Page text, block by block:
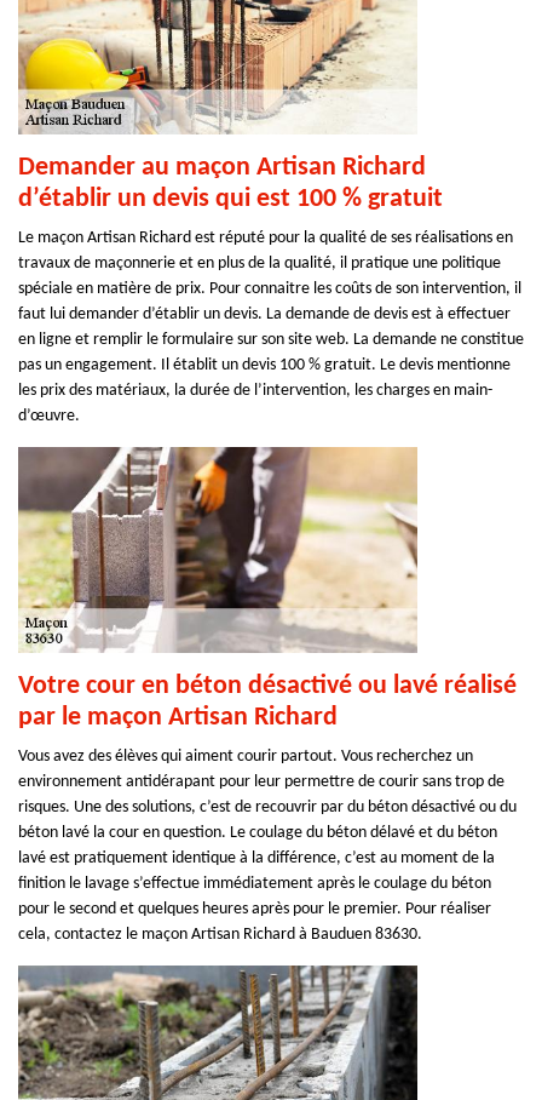
Demander au maçon Artisan Richard
d’établir un devis qui est 100 % gratuit
Le maçon Artisan Richard est réputé pour la qualité de ses réalisations en
travaux de maçonnerie et en plus de la qualité, il pratique une politique
spéciale en matière de prix. Pour connaitre les coûts de son intervention, il
faut lui demander d’établir un devis. La demande de devis est à effectuer
en ligne et remplir le formulaire sur son site web. La demande ne constitue
pas un engagement. Il établit un devis 100 % gratuit. Le devis mentionne
les prix des matériaux, la durée de l’intervention, les charges en main-
d’œuvre.
Votre cour en béton désactivé ou lavé réalisé
par le maçon Artisan Richard
Vous avez des élèves qui aiment courir partout. Vous recherchez un
environnement antidérapant pour leur permettre de courir sans trop de
risques. Une des solutions, c’est de recouvrir par du béton désactivé ou du
béton lavé la cour en question. Le coulage du béton délavé et du béton
lavé est pratiquement identique à la différence, c’est au moment de la
finition le lavage s’effectue immédiatement après le coulage du béton
pour le second et quelques heures après pour le premier. Pour réaliser
cela, contactez le maçon Artisan Richard à Bauduen 83630.